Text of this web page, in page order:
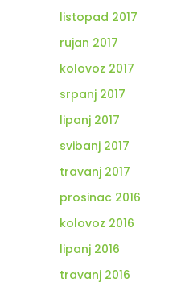
listopad 2017
rujan 2017
kolovoz 2017
srpanj 2017
lipanj 2017
svibanj 2017
travanj 2017
prosinac 2016
kolovoz 2016
lipanj 2016
travanj 2016